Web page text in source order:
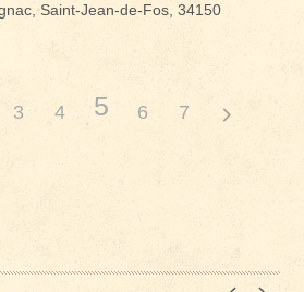
Saint-Jean-de-Fos, 34150
3 4 5 6 7